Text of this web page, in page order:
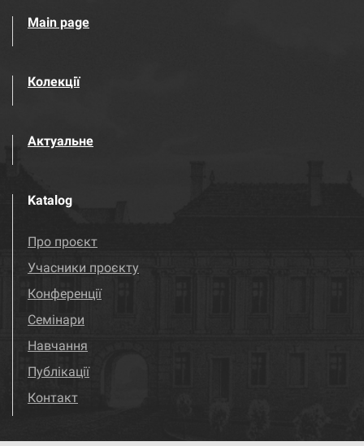
Main page
Колекції
Актуальне
Katalog
Про проєкт
Учасники проєкту
Конференції
Семінари
Навчання
Публікації
Контакт